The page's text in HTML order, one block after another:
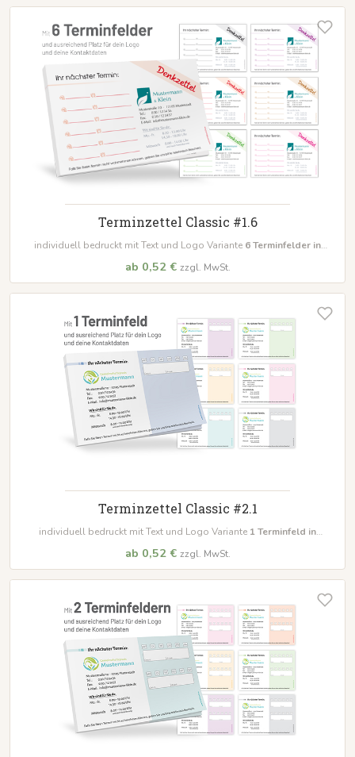
Terminzettel Classic #1.6
individuell bedruckt mit Text und Logo Variante 6 Terminfelder in
ab 0,52 € zzgl. MwSt.
Terminzettel Classic #2.1
individuell bedruckt mit Text und Logo Variante 1 Terminfeld in
ab 0,52 € zzgl. MwSt.